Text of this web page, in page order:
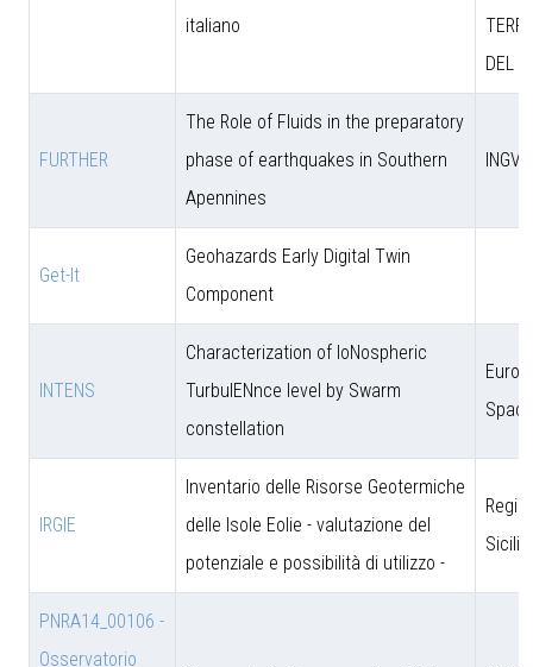
italiano
DEL
FURTHER
The Role of Fluids in the preparatory
phase of earthquakes in Southern
Apennines
INGV
Get-It
Geohazards Early Digital Twin
Component
INTENS
Characterization of IoNospheric
TurbulENnce level by Swarm
constellation
IRGIE
Inventario delle Risorse Geotermiche
delle Isole Eolie - valutazione del
potenziale e possibilità di utilizzo -
PNRA14_00106 -
Osservatorio